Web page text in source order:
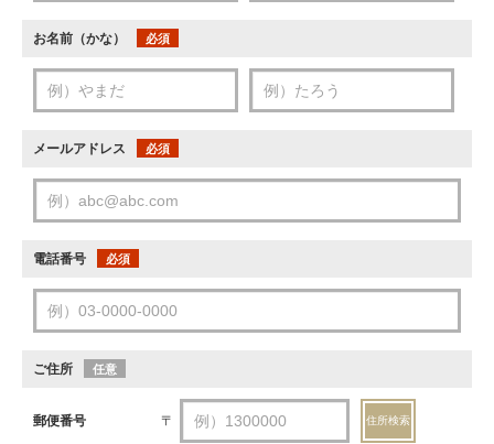
お名前（かな） 必須
メールアドレス 必須
電話番号 必須
ご住所 任意
郵便番号 〒 住所検索